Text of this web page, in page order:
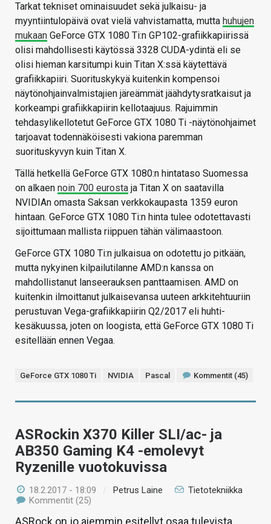
Tarkat tekniset ominaisuudet sekä julkaisu- ja
myyntiintulopäivä ovat vielä vahvistamatta, mutta huhujen
mukaan GeForce GTX 1080 Ti:n GP102-grafiikkapiirissä
olisi mahdollisesti käytössä 3328 CUDA-ydintä eli se
olisi hieman karsitumpi kuin Titan X:ssä käytettävä
grafiikkapiiri. Suorituskykyä kuitenkin kompensoi
näytönohjainvalmistajien järeämmät jäähdytysratkaisut ja
korkeampi grafiikkapiirin kellotaajuus. Rajuimmin
tehdasylikellotetut GeForce GTX 1080 Ti -näytönohjaimet
tarjoavat todennäköisesti vakiona paremman
suorituskyvyn kuin Titan X.
Tällä hetkellä GeForce GTX 1080:n hintataso Suomessa
on alkaen noin 700 eurosta ja Titan X on saatavilla
NVIDIAn omasta Saksan verkkokaupasta 1359 euron
hintaan. GeForce GTX 1080 Ti:n hinta tulee odotettavasti
sijoittumaan mallista riippuen tähän välimaastoon.
GeForce GTX 1080 Ti:n julkaisua on odotettu jo pitkään,
mutta nykyinen kilpailutilanne AMD:n kanssa on
mahdollistanut lanseerauksen panttaamisen. AMD on
kuitenkin ilmoittanut julkaisevansa uuteen arkkitehtuuriin
perustuvan Vega-grafiikkapiirin Q2/2017 eli huhti-
kesäkuussa, joten on loogista, että GeForce GTX 1080 Ti
esitellään ennen Vegaa.
GeForce GTX 1080 Ti NVIDIA Pascal Kommentit (45)
ASRockin X370 Killer SLI/ac- ja
AB350 Gaming K4 -emolevyt
Ryzenille vuotokuvissa
18.2.2017 - 18:09 / Petrus Laine
Tietotekniikka
Kommentit (25)
ASRock on jo aiemmin esitellyt osaa tulevista